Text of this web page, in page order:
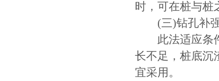
时，可在桩与桩
(三)钻孔补
此法适应条件
长不足，桩底沉
宜采用。